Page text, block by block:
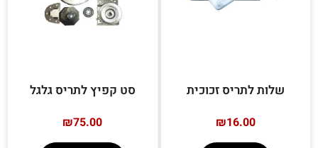
שלות לתריס זכוכית
₪16.00
סט קפיץ לתריס גלגל
₪75.00